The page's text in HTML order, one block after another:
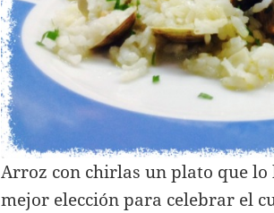
Arroz con chirlas un plato que
mejor elección para celebrar el